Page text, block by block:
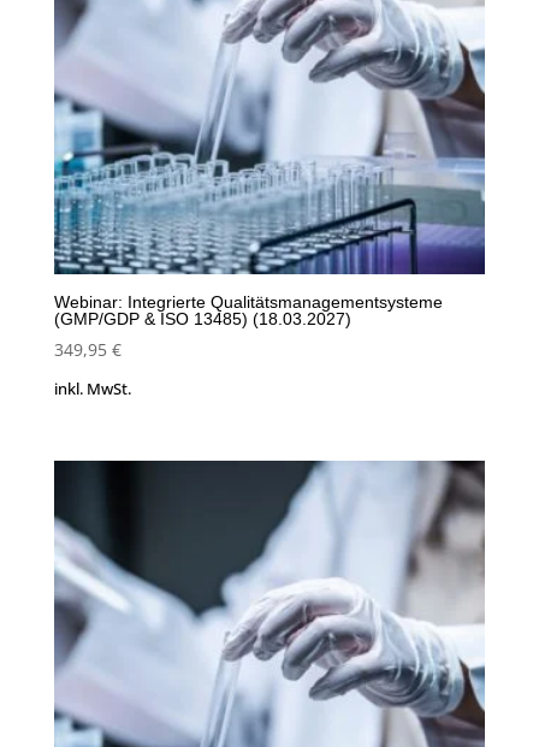
Webinar: Integrierte Qualitätsmanagementsysteme
(GMP/GDP & ISO 13485) (18.03.2027)
349,95 €
inkl. MwSt.